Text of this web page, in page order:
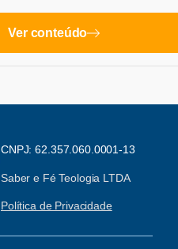
Ver conteúdo
CNPJ: 62.357.060.0001-13
Saber e Fé Teologia LTDA
Política de Privacidade